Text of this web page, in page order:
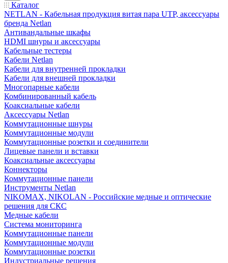
Каталог
NETLAN - Кабельная продукция витая пара UTP, аксессуары
бренда Netlan
Антивандальные шкафы
HDMI шнуры и аксессуары
Кабельные тестеры
Кабели Netlan
Кабели для внутренней прокладки
Кабели для внешней прокладки
Многопарные кабели
Комбинированный кабель
Коаксиальные кабели
Аксессуары Netlan
Коммутационные шнуры
Коммутационные модули
Коммутационные розетки и соединители
Лицевые панели и вставки
Коаксиальные аксессуары
Коннекторы
Коммутационные панели
Инструменты Netlan
NIKOMAX, NIKOLAN - Российские медные и оптические
решения для СКС
Медные кабели
Система мониторинга
Коммутационные панели
Коммутационные модули
Коммутационные розетки
Индустриальные решения